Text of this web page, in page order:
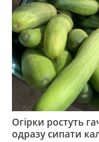
Огірки ростуть
одразу сипати